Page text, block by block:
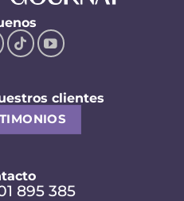
clientes
895 385